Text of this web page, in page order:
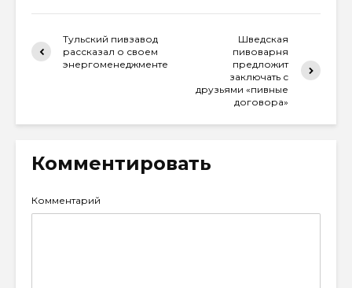
Тульский пивзавод
рассказал о своем
энергоменеджменте
Шведская
пивоварня
предложит
заключать с
друзьями «пивные
договора»
Комментировать
Комментарий